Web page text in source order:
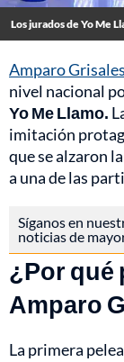
Los jurados de Yo Me
Amparo
nivel nacional
Yo Me Llamo.
imitación
que se alzaron
a una de las
Síganos en
noticias de
¿Por qué
Amparo
La primera